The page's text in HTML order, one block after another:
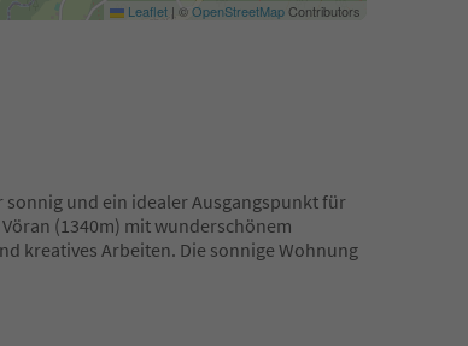
Leaflet | ©OpenStreetMapContributors
sonnig und ein idealer Ausgangspunkt für
(1340m) mit wunderschönem
kreatives Arbeiten. Die sonnige Wohnung